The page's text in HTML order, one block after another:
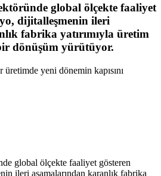
global ölçekte faaliyet
dijitalleşmenin ileri
fabrika yatırımıyla üretim
dönüşüm yürütüyor.
global ölçekte faaliyet gösteren
ileri aşamalarından karanlık fabrika